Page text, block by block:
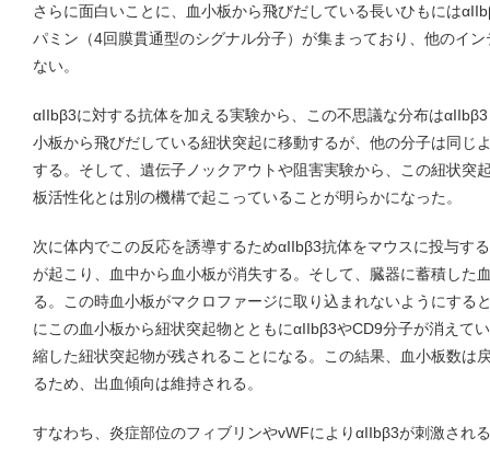
さらに面白いことに、血小板から飛びだしている長いひもには
パミン（4回膜貫通型のシグナル分子）が集まっており、他のイ
ない。
αIIbβ3に対する抗体を加える実験から、この不思議な分布は
小板から飛びだしている紐状突起に移動するが、他の分子は同じ
する。そして、遺伝子ノックアウトや阻害実験から、この紐状突
板活性化とは別の機構で起こっていることが明らかになった。
次に体内でこの反応を誘導するためαIIbβ3抗体をマウスに投与す
が起こり、血中から血小板が消失する。そして、臓器に蓄積した
る。この時血小板がマクロファージに取り込まれないようにする
にこの血小板から紐状突起物とともにαIIbβ3やCD9分子が消えて
縮した紐状突起物が残されることになる。この結果、血小板数は
るため、出血傾向は維持される。
すなわち、炎症部位のフィブリンやvWFによりαIIbβ3が刺激され